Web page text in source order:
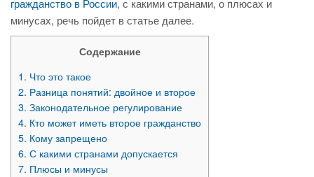
гражданство в России, с какими странами, о плюсах и
минусах, речь пойдет в статье далее.
Содержание
1. Что это такое
2. Разница понятий: двойное и второе
3. Законодательное регулирование
4. Кто может иметь второе гражданство
5. Кому запрещено
6. С какими странами допускается
7. Плюсы и минусы